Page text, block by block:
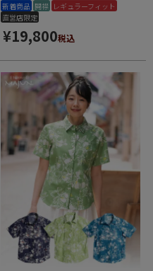
新着商品 開襟 レギュラーフィット
直営店限定
¥19,800税込